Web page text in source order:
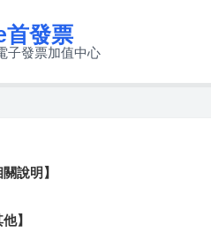
首發票
子發票加值中心
關說明】
他】